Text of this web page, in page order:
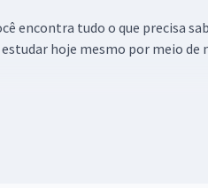
encontra tudo o que precisa
hoje mesmo por meio de
das maiores